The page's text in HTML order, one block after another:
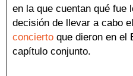
en la que cuentan qué fue
decisión de llevar a cabo el
conciertoque dieron en el
capítulo conjunto.